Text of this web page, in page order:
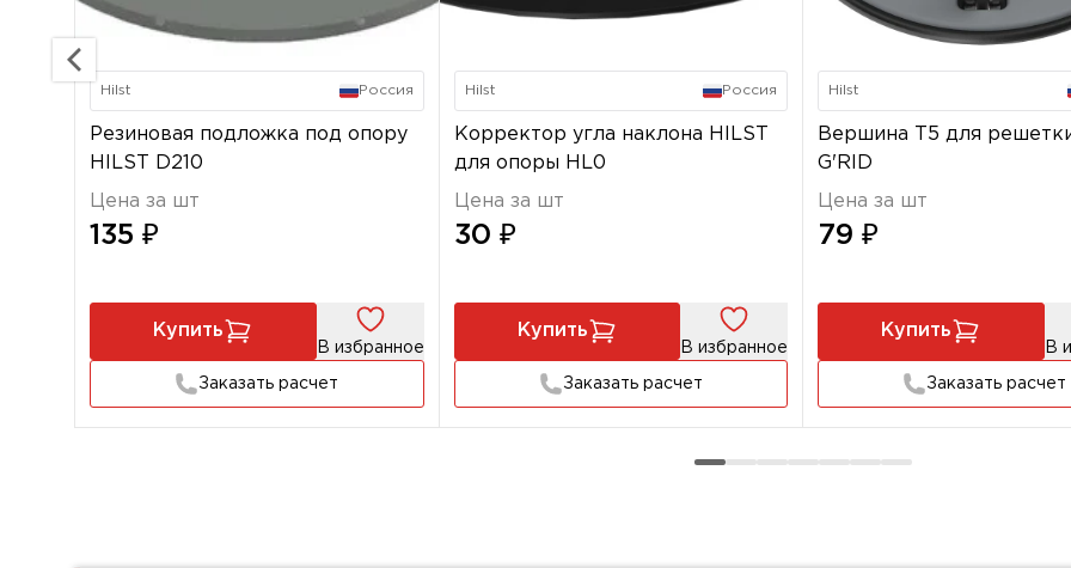
Hilst Россия
Резиновая подложка под опору
HILST D210
Цена за шт
135 ₽
Купить
В избранное
Заказать расчет
Hilst Россия
Корректор угла наклона HILST
для опоры HL0
Цена за шт
30 ₽
Купить
В избранное
Заказать расчет
Hilst
Вершина Т5 для
G'RID
Цена за шт
79 ₽
Купить
В
Заказать расчет